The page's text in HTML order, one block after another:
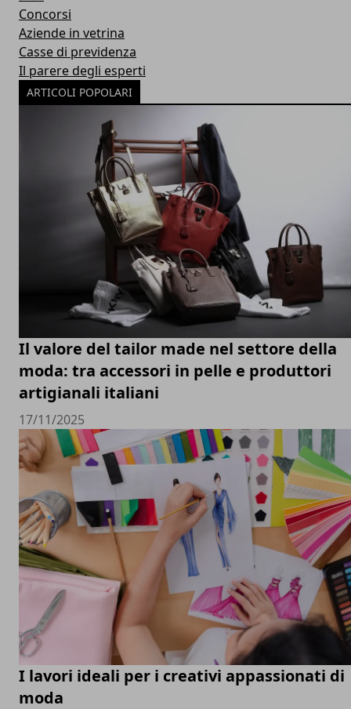
Concorsi
Aziende in vetrina
Casse di previdenza
Il parere degli esperti
ARTICOLI POPOLARI
Il valore del tailor made nel settore della
moda: tra accessori in pelle e produttori
artigianali italiani
17/11/2025
I lavori ideali per i creativi appassionati di
moda